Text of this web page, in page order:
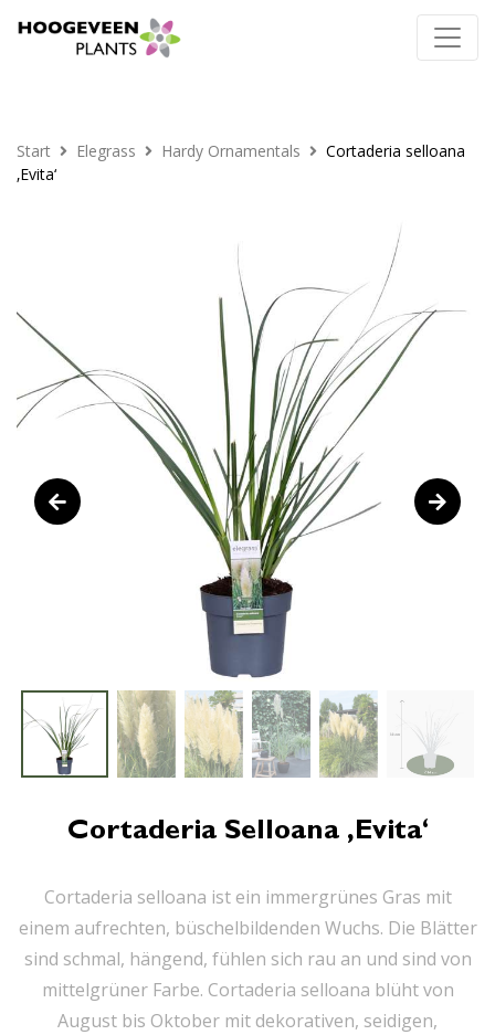
Start Elegrass Hardy Ornamentals
Cortaderia selloana
‚Evita‘
Cortaderia Selloana ‚Evita‘
Cortaderia selloana ist ein immergrünes Gras mit
einem aufrechten, büschelbildenden Wuchs. Die Blätter
sind schmal, hängend, fühlen sich rau an und sind von
mittelgrüner Farbe. Cortaderia selloana blüht von
August bis Oktober mit dekorativen, seidigen,